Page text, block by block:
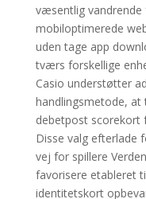
væsentlig vandrende
mobiloptimerede
uden tage app
tværs forskellige
Casio understøtter
handlingsmetode,
debetpost scorekort
Disse valg efterlade
vej for spillere
favorisere etableret
identitetskort